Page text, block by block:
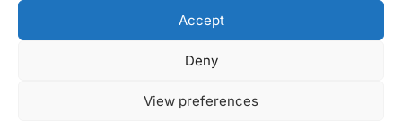
Accept
Deny
View preferences
Allmänna frågor: info@affarsstaden.se | Tipsa
annons@affarsstaden.se
© 2026 Affärsstaden.se | 2025 Alla rättigheter